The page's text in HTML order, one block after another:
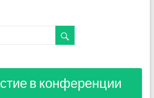
в конференции